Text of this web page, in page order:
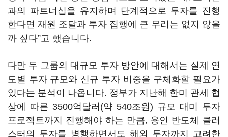
과의 파트너십을 유지하며 단계적으로 투자를 진행
한다면 재원 조달과 투자 집행에 큰 무리는 없지 않을
까 싶다”고 했습니다.
다만 두 그룹의 대규모 투자 방안에 대해서는 실제 연
도별 투자 규모와 신규 투자 비중을 구체화할 필요가
있다는 분석이 나옵니다. 정부가 지난해 한미 관세 협
상에 따른 3500억달러(약 540조원) 규모 대미 투자
프로젝트까지 진행해야 하는 만큼, 용인 반도체 클러
스터의 투자를 병행하면서도 해외 투자까지 고려한